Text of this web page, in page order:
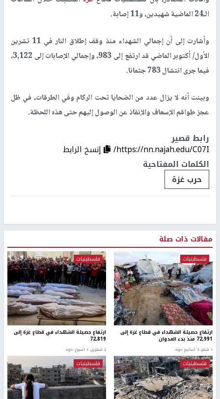
الـ24 الماضية شهيدين، و11 إصابة.
وأشارت إلى أن إجمالي الشهداء منذ وقف إطلاق النار في 11 تشرين
الأول/ أكتوبر الماضي قد ارتفع إلى 983، وإجمالي الإصابات إلى 3,122،
فيما جرى انتشال 783 جثمانا.
وبينت أنه لا يزال عدد من الضحايا تحت الركام وفي الطرقات، في ظل
عجز طواقم الإسعاف والإنقاذ عن الوصول إليهم حتى هذه اللحظة.
رابط قصير
https://nn.najah.edu/C07I/
إنسخ الرابط
الكلمات المفتاحية
حرب غزة
مقالات ذات صلة
فلسطينيات
ارتفاع حصيلة الشهداء في قطاع غزة إلى
72,991 منذ بدء العدوان
1 شهر، 3 أسابيع ago
فلسطينيات
ارتفاع حصيلة الشهداء في قطاع غزة إلى
72,819
2 شهرين، 1 اسبوع. ago
فلسطينيات فلسطينيات